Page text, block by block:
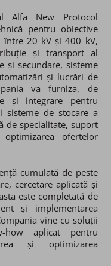
Alfa New Protocol
pentru obiective
între 20 kV și 400 kV,
și transport al
și secundare, sisteme
și lucrări de
va furniza, de
și integrare pentru
sisteme de stocare a
de specialitate, suport
ofertelor
cumulată de peste
cercetare aplicată și
este completată de
și implementarea
vine cu soluții
how aplicat pentru
și optimizarea